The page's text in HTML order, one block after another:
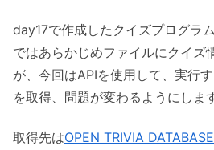
day17で作成したクイズプログラ
ではあらかじめファイルにクイズ
が、今回はAPIを使用して、実行
を取得、問題が変わるようにしま
取得先はOPEN TRIVIA DATABASE